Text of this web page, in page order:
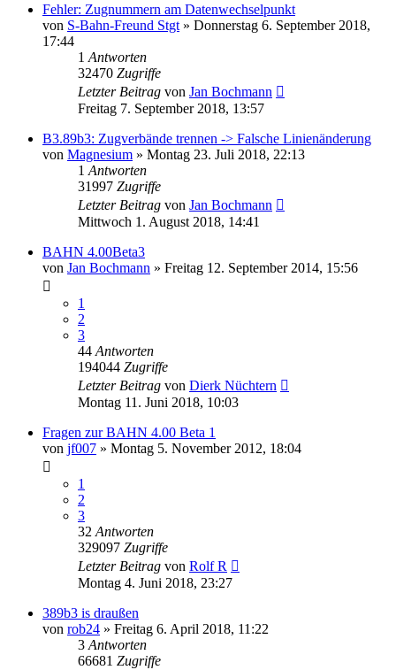
Fehler: Zugnummern am Datenwechselpunkt
von S-Bahn-Freund Stgt » Donnerstag 6. September 2018,
17:44
1 Antworten
32470 Zugriffe
Letzter Beitrag von Jan Bochmann
Freitag 7. September 2018, 13:57
B3.89b3: Zugverbände trennen -> Falsche Linienänderung
von Magnesium » Montag 23. Juli 2018, 22:13
1 Antworten
31997 Zugriffe
Letzter Beitrag von Jan Bochmann
Mittwoch 1. August 2018, 14:41
BAHN 4.00Beta3
von Jan Bochmann » Freitag 12. September 2014, 15:56
1
2
3
44 Antworten
194044 Zugriffe
Letzter Beitrag von Dierk Nüchtern
Montag 11. Juni 2018, 10:03
Fragen zur BAHN 4.00 Beta 1
von jf007 » Montag 5. November 2012, 18:04
1
2
3
32 Antworten
329097 Zugriffe
Letzter Beitrag von Rolf R
Montag 4. Juni 2018, 23:27
389b3 is draußen
von rob24 » Freitag 6. April 2018, 11:22
3 Antworten
66681 Zugriffe